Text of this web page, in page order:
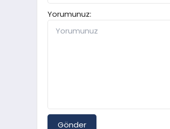
Yorumunuz:
Gönder